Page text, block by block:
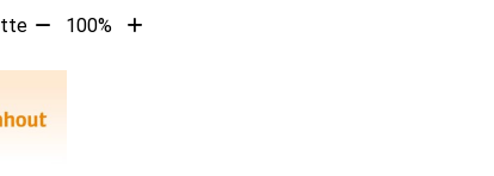
Tekst
met
100%
Tekst